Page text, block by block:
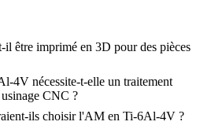
être imprimé en 3D pour des pièces
4V nécessite-t-elle un traitement
CNC ?
ils choisir l'AM en Ti-6Al-4V ?